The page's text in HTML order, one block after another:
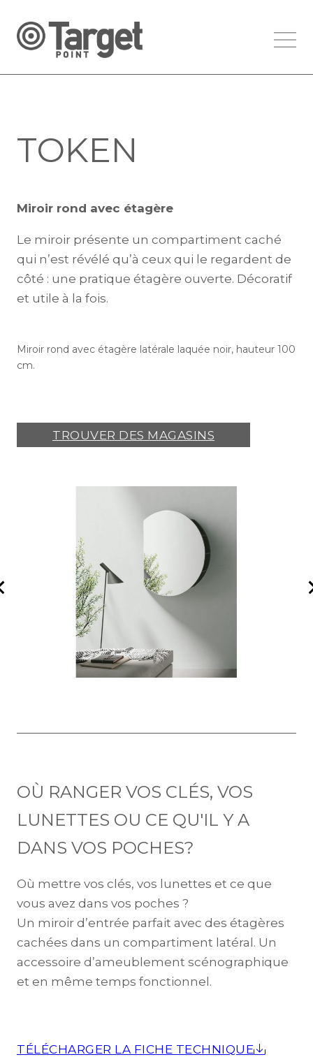
TOKEN
Miroir rond avec étagère
Le miroir présente un compartiment caché
qui n’est révélé qu’à ceux qui le regardent de
côté : une pratique étagère ouverte. Décoratif
et utile à la fois.
Miroir rond avec étagère latérale laquée noir, hauteur 100
cm.
TROUVER DES MAGASINS
OÙ RANGER VOS CLÉS, VOS
LUNETTES OU CE QU'IL Y A
DANS VOS POCHES?
Où mettre vos clés, vos lunettes et ce que
vous avez dans vos poches ?
Un miroir d’entrée parfait avec des étagères
cachées dans un compartiment latéral. Un
accessoire d’ameublement scénographique
et en même temps fonctionnel.
TÉLÉCHARGER LA FICHE TECHNIQUE